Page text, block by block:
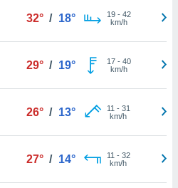
32° / 18° 19- 42
km/h
29° / 19° 17- 40
km/h
26° / 13° 11 - 31
km/h
27° / 14° 11 - 32
km/h